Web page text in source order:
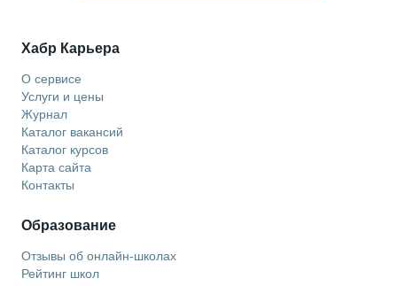
Хабр Карьера
О сервисе
Услуги и цены
Журнал
Каталог вакансий
Каталог курсов
Карта сайта
Контакты
Образование
Отзывы об онлайн-школах
Рейтинг школ